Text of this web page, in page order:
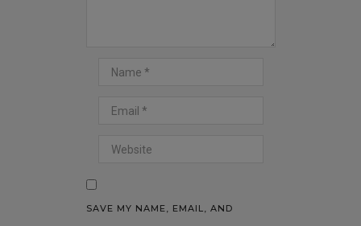
SAVE MY NAME, EMAIL, AND